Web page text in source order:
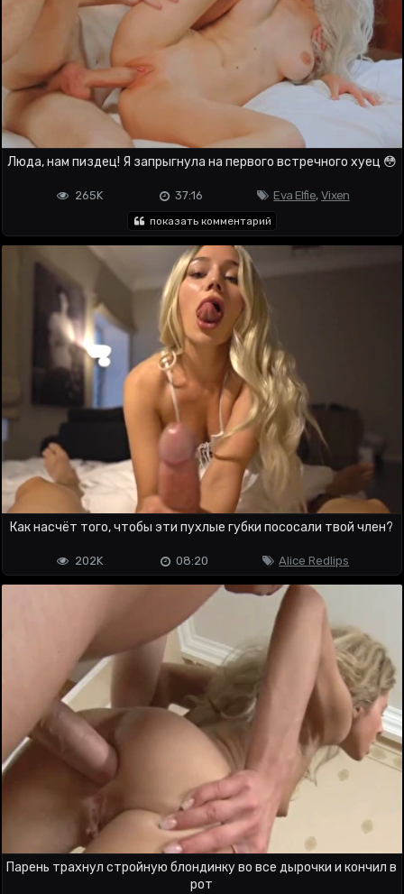
Люда, нам пиздец! Я запрыгнула на первого встречного хуец 😳
Eva Elfie,Vixen
37:16
265K
показать комментарий
Как насчёт того, чтобы эти пухлые губки пососали твой член?
Alice Redlips
08:20
202K
Парень трахнул стройную блондинку во все дырочки и кончил в
рот